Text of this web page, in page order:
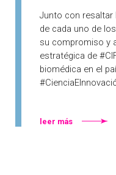
Junto con resaltar
de cada uno de
su compromiso y
estratégica de
biomédica en el
leer más